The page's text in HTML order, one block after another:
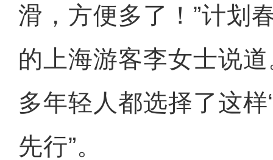
滑，方便多了！”计划
的上海游客李女士说
多年轻人都选择了这
先行”。